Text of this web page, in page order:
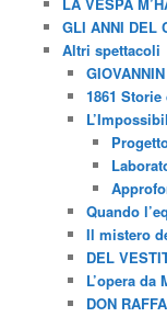
GLI ANNI DEL
Altri spettacoli
1861
Quando
Il mistero
DEL
L’opera da
DON